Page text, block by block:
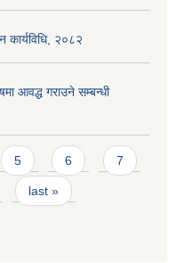
कार्यविधि, २०८२
आवद्ध गराउने सम्बन्धी
5 6 7
last »